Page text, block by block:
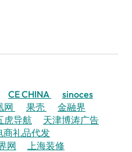
CE CHINA
sinoces
网 果壳
金融界
虎导航
天津博涛广告
商礼品代发
网 上海装修